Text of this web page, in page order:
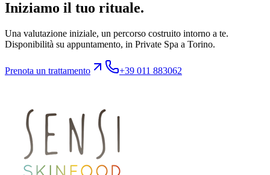
Iniziamo il tuo rituale.
Una valutazione iniziale, un percorso costruito intorno a te.
Disponibilità su appuntamento, in Private Spa a Torino.
Prenota un trattamento +39 011 883062